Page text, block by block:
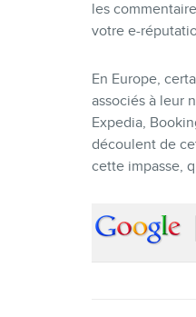
les
votre e-
En Europe,
associés à leur
Expedia,
découlent de
cette impasse,